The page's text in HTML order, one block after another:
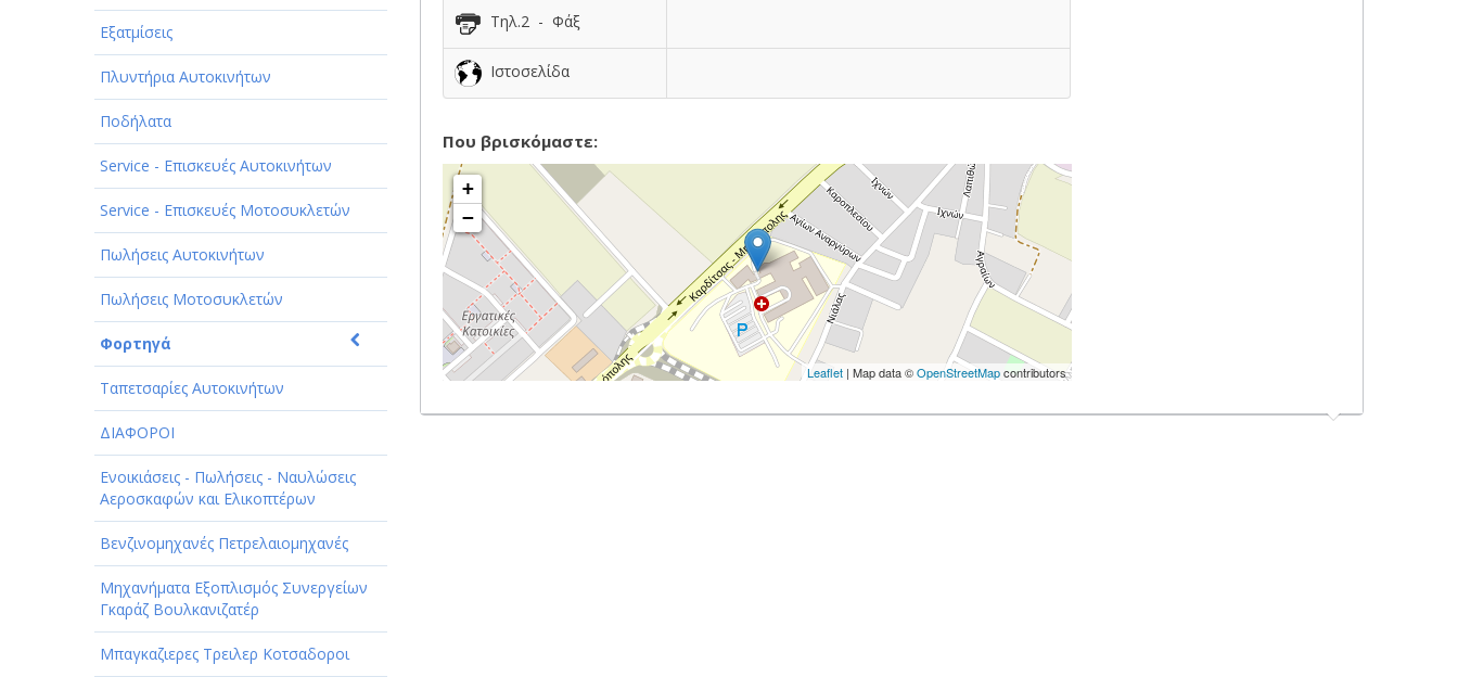
Εξατμίσεις
Πλυντήρια Αυτοκινήτων
Ποδήλατα
Service - Επισκευές Αυτοκινήτων
Service - Επισκευές Μοτοσυκλετών
Πωλήσεις Αυτοκινήτων
Πωλήσεις Μοτοσυκλετών
Φορτηγά
Ταπετσαρίες Αυτοκινήτων
ΔΙΑΦΟΡΟΙ
Ενοικιάσεις - Πωλήσεις - Ναυλώσεις
Αεροσκαφών και Ελικοπτέρων
Βενζινομηχανές Πετρελαιομηχανές
Μηχανήματα Εξοπλισμός Συνεργείων
Γκαράζ Βουλκανιζατέρ
Μπαγκαζιερες Τρειλερ Κοτσαδοροι
Τηλ.2 - Φάξ
Ιστοσελίδα
Που βρισκόμαστε:
+
−
Leaflet| Map data ©OpenStreetMapcontributors